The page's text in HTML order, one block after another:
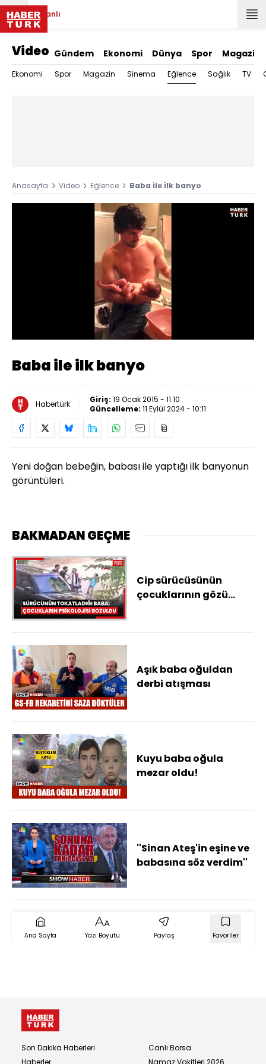
Canlı
Video Gündem Ekonomi Dünya Spor Magazin
Ekonomi Spor Magazin Sinema Eğlence Sağlık TV
Anasayfa Video Eğlence Baba ile ilk banyo
Aç
Hızı
Baba ile ilk banyo
Habertürk Giriş: 19 Ocak 2015 - 11:10
Güncelleme: 11 Eylül 2024 - 10:11
Yeni doğan bebeğin, babası ile yaptığı ilk banyonun
görüntüleri.
BAKMADAN GEÇME
Cip sürücüsünün
çocuklarının gözü
psikolojisi bozuldu
Aşık baba oğuldan
derbi atışması
Kuyu baba oğula
mezar oldu!
''Sinan Ateş'in eşine ve
babasına söz verdim''
Ana Sayfa Yazı Boyutu Paylaş Favoriler
Son Dakika Haberleri
Haberler
Canlı Borsa
Namaz Vakitleri 2026